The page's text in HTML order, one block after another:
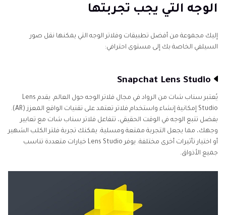
الوجه التي يجب تجربتها
إليك مجموعة من أفضل تطبيقات وفلاتر الوجه التي يمكنها نقل صور
السيلفي الخاصة بك إلى مستوى احترافي:
Snapchat Lens Studio
يُعتبر سناب شات من الرواد في مجال فلاتر الوجه حول العالم. يقدم Lens
Studio إمكانية إنشاء واستخدام فلاتر تعتمد على تقنيات الواقع المعزز (AR).
بفضل تتبع الوجه في الوقت الحقيقي، تتفاعل فلاتر سناب شات مع تعابير
وجهك، مما يجعل التجربة ممتعة ومسلية. يمكنك تجربة فلتر الكلب الشهير
أو اختيار تأثيرات أخرى مختلفة. يوفر Lens Studio خيارات متعددة تناسب
جميع الأذواق.